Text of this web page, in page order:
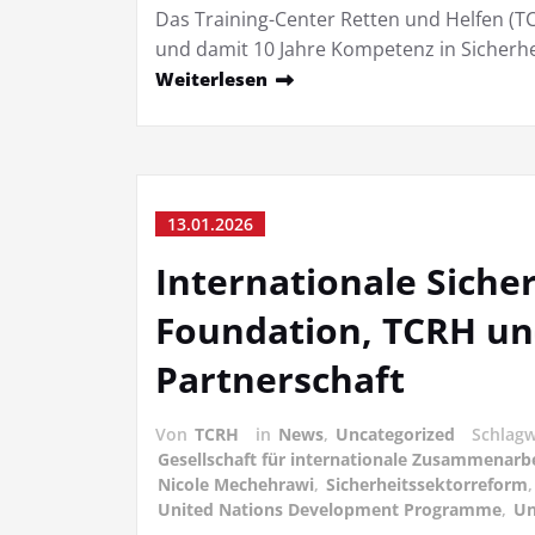
Das Training-Center Retten und Helfen
und damit 10 Jahre Kompetenz in
Weiterlesen
13.01.2026
Internationale
Foundation, TCRH
Partnerschaft
Von TCRH in News, Uncategorized
Gesellschaft für internationale
Nicole Mechehrawi, Sicherheitssektorreform,
United Nations Development Programme,